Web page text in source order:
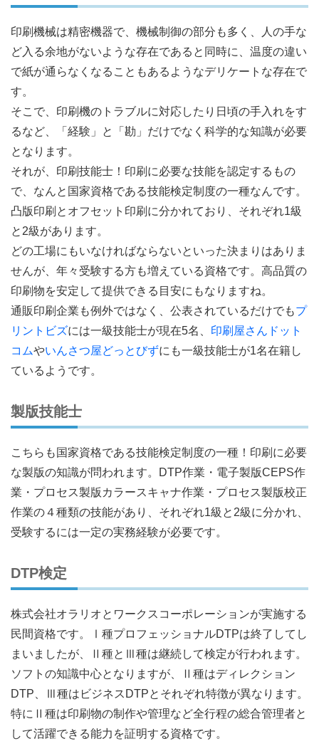
印刷機械は精密機器で、機械制御の部分も多く、人の手な
ど入る余地がないような存在であると同時に、温度の違い
で紙が通らなくなることもあるようなデリケートな存在で
す。
そこで、印刷機のトラブルに対応したり日頃の手入れをす
るなど、「経験」と「勘」だけでなく科学的な知識が必要
となります。
それが、印刷技能士！印刷に必要な技能を認定するもの
で、なんと国家資格である技能検定制度の一種なんです。
凸版印刷とオフセット印刷に分かれており、それぞれ1級
と2級があります。
どの工場にもいなければならないといった決まりはありま
せんが、年々受験する方も増えている資格です。高品質の
印刷物を安定して提供できる目安にもなりますね。
通販印刷企業も例外ではなく、公表されているだけでもプ
リントビズには一級技能士が現在5名、 印刷屋さんドット
コムやいんさつ屋どっとびずにも一級技能士が1名在籍し
ているようです。
製版技能士
こちらも国家資格である技能検定制度の一種！印刷に必要
な製版の知識が問われます。DTP作業・電子製版CEPS作
業・プロセス製版カラースキャナ作業・プロセス製版校正
作業の４種類の技能があり、それぞれ1級と2級に分かれ、
受験するには一定の実務経験が必要です。
DTP検定
株式会社オラリオとワークスコーポレーションが実施する
民間資格です。Ⅰ種プロフェッショナルDTPは終了してし
まいましたが、Ⅱ種とⅢ種は継続して検定が行われます。
ソフトの知識中心となりますが、Ⅱ種はディレクション
DTP、Ⅲ種はビジネスDTPとそれぞれ特徴が異なります。
特にⅡ種は印刷物の制作や管理など全行程の総合管理者と
して活躍できる能力を証明する資格です。